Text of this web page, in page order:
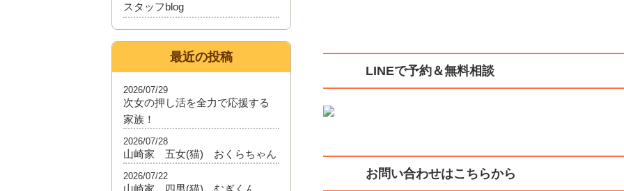
LINEで予約＆無料相談
お問い合わせはこちらから
スタッフblog
最近の投稿
次女の押し活を全力で応援する
家族！
2026/07/29
山崎家 五女(猫) おくらちゃん
2026/07/28
山崎家 四男(猫) むぎくん
2026/07/22